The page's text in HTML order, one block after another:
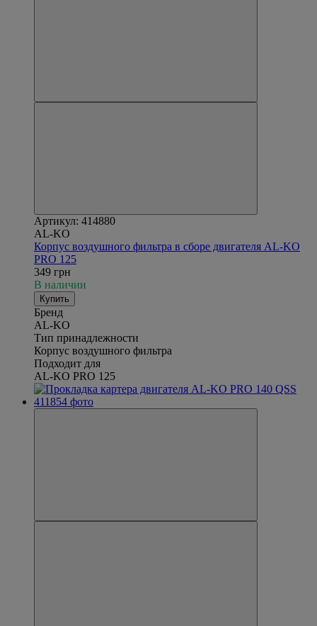
Артикул: 414880
AL-KO
Корпус воздушного фильтра в сборе двигателя AL-KO
PRO 125
349 грн
В наличии
Купить
Бренд
AL-KO
Тип принадлежности
Корпус воздушного фильтра
Подходит для
AL-KO PRO 125